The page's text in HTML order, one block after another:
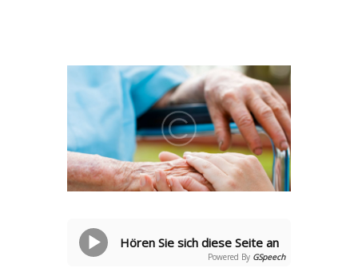
Hören Sie sich diese Seite an
Powered By GSpeech